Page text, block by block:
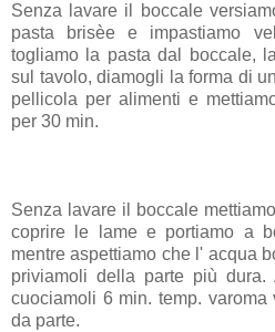
Senza lavare il boccale
pasta brisèe e impastiamo
togliamo la pasta dal boccale,
sul tavolo, diamogli la forma di
pellicola per alimenti e
per 30 min.
Senza lavare il boccale
coprire le lame e portiamo a
mentre aspettiamo che l' acqua
priviamoli della parte più
cuociamoli 6 min. temp.
da parte.